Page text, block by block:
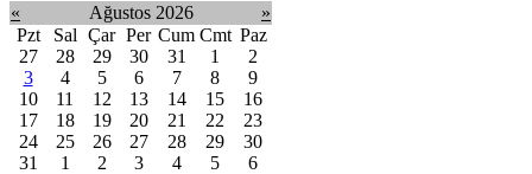
« Ağustos 2026
»
Pzt
Sal Çar Per Cum Cmt Paz
27
28 29 30 31 1
2
3
4 5 6 7 8
9
10
11 12 13 14 15
16
17
18 19 20 21 22
23
24
25 26 27 28 29
30
31
1 2 3 4 5 6